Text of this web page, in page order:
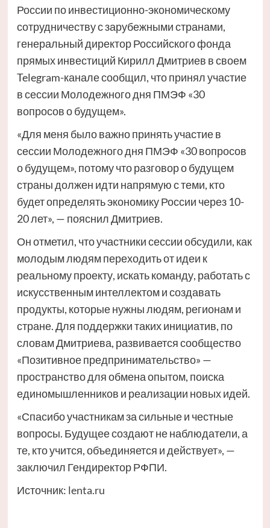
России по инвестиционно-экономическому
сотрудничеству с зарубежными странами,
генеральный директор Российского фонда
прямых инвестиций Кирилл Дмитриев в своем
Telegram-канале сообщил, что принял участие
в сессии Молодежного дня ПМЭФ «30
вопросов о будущем».
«Для меня было важно принять участие в
сессии Молодежного дня ПМЭФ «30 вопросов
о будущем», потому что разговор о будущем
страны должен идти напрямую с теми, кто
будет определять экономику России через 10-
20 лет», — пояснил Дмитриев.
Он отметил, что участники сессии обсудили, как
молодым людям переходить от идеи к
реальному проекту, искать команду, работать с
искусственным интеллектом и создавать
продукты, которые нужны людям, регионам и
стране. Для поддержки таких инициатив, по
словам Дмитриева, развивается сообщество
«Позитивное предпринимательство» —
пространство для обмена опытом, поиска
единомышленников и реализации новых идей.
«Спасибо участникам за сильные и честные
вопросы. Будущее создают не наблюдатели, а
те, кто учится, объединяется и действует», —
заключил Гендиректор РФПИ.
Источник: lenta.ru